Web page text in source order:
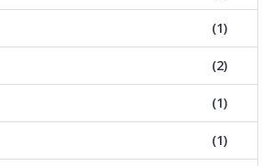
(1)
(2)
(1)
(1)